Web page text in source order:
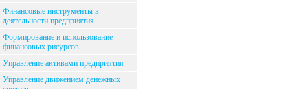
Финансовые инструменты в
деятельности предприятия
Формирование и использование
финансовых рисурсов
Управление активами предприятия
Управление движением денежных